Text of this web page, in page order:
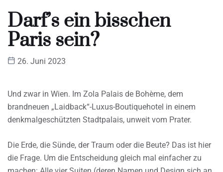
Darf’s ein bisschen
Paris sein?
26. Juni 2023
Und zwar in Wien. Im Zola Palais de Bohème, dem
brandneuen „Laidback“-Luxus-Boutiquehotel in einem
denkmalgeschützten Stadtpalais, unweit vom Prater.
Die Erde, die Sünde, der Traum oder die Beute? Das ist hier
die Frage. Um die Entscheidung gleich mal einfacher zu